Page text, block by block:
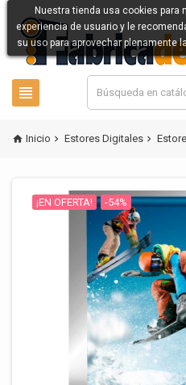

Nuestra tienda usa cookies para
experiencia de usuario y le
su uso para aprovechar plenamente
 Inicio  Estores Digitales 
¡EN OFERTA! -54%